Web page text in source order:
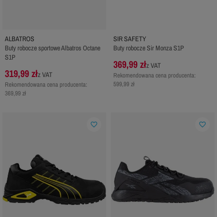
ALBATROS
Buty robocze sportowe Albatros Octane
S1P
319,99 złz VAT
Rekomendowana cena producenta:
369,99 zł
SIR SAFETY
Buty robocze Sir Monza S1P
369,99 złz VAT
Rekomendowana cena producenta:
599,99 zł
favorite_border favorite_border